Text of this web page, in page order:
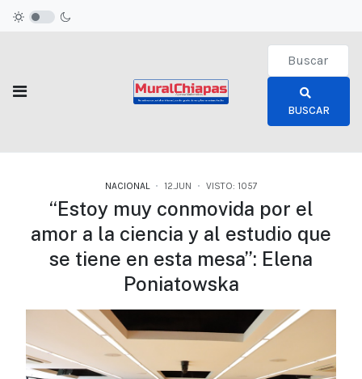
Type 2 or
BUSCAR
NACIONAL 12.JUN VISTO: 1057
“Estoy muy conmovida por el
amor a la ciencia y al estudio que
se tiene en esta mesa”: Elena
Poniatowska